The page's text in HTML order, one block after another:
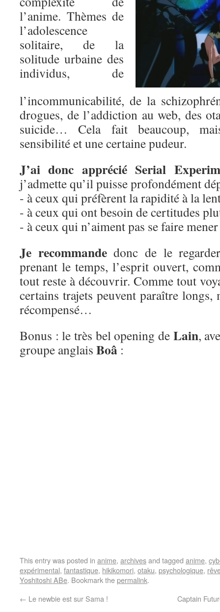
l’anime. Thèmes de
l’adolescence
solitaire, de la
solitude urbaine des
individus, de
l’incommunicabilité, de la
drogues, de l’addiction au web, des
suicide… Cela fait beaucoup,
sensibilité et une certaine pudeur.
J’ai donc apprécié Serial
j’admette qu’il puisse profondément
- à ceux qui préfèrent la rapidité à la
- à ceux qui ont besoin de certitudes
- à ceux qui n’aiment pas se faire
Je recommandedonc de le
prenant le temps, l’esprit ouvert,
tout reste à découvrir. Comme tout
certains trajets peuvent paraître longs,
récompensé…
Bonus : le très bel opening de Lain,
groupe anglais Boâ :
This entry was posted in anime, archivesand tagged anime,
expérimental, fantastique, hikikomori, otaku, psychologique,
Yoshitoshi ABe. Bookmark thepermalink.
← Le newbie est sur Sama ! Captain